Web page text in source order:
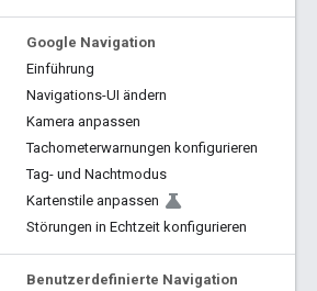
Google Navigation
Einführung
Navigations-UI ändern
Kamera anpassen
Tachometerwarnungen konfigurieren
Tag- und Nachtmodus
Kartenstile anpassen
Störungen in Echtzeit konfigurieren
Benutzerdefinierte Navigation